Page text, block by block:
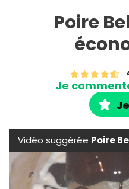
Poire
Je
Vidéo suggérée Poire